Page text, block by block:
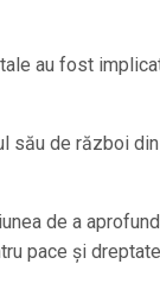
au fost
de război
de a
pace și